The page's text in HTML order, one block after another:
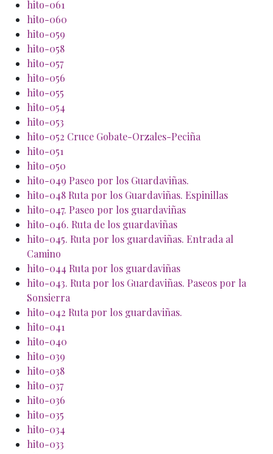
hito-061
hito-060
hito-059
hito-058
hito-057
hito-056
hito-055
hito-054
hito-053
hito-052 Cruce Gobate-Orzales-Peciña
hito-051
hito-050
hito-049 Paseo por los Guardaviñas.
hito-048 Ruta por los Guardaviñas. Espinillas
hito-047. Paseo por los guardaviñas
hito-046. Ruta de los guardaviñas
hito-045. Ruta por los guardaviñas. Entrada al
Camino
hito-044 Ruta por los guardaviñas
hito-043. Ruta por los Guardaviñas. Paseos por la
Sonsierra
hito-042 Ruta por los guardaviñas.
hito-041
hito-040
hito-039
hito-038
hito-037
hito-036
hito-035
hito-034
hito-033